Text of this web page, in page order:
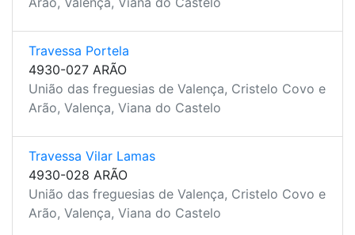
Travessa Portela
4930-027 ARÃO
União das freguesias de Valença, Cristelo Covo e
Arão, Valença, Viana do Castelo
Travessa Vilar Lamas
4930-028 ARÃO
União das freguesias de Valença, Cristelo Covo e
Arão, Valença, Viana do Castelo